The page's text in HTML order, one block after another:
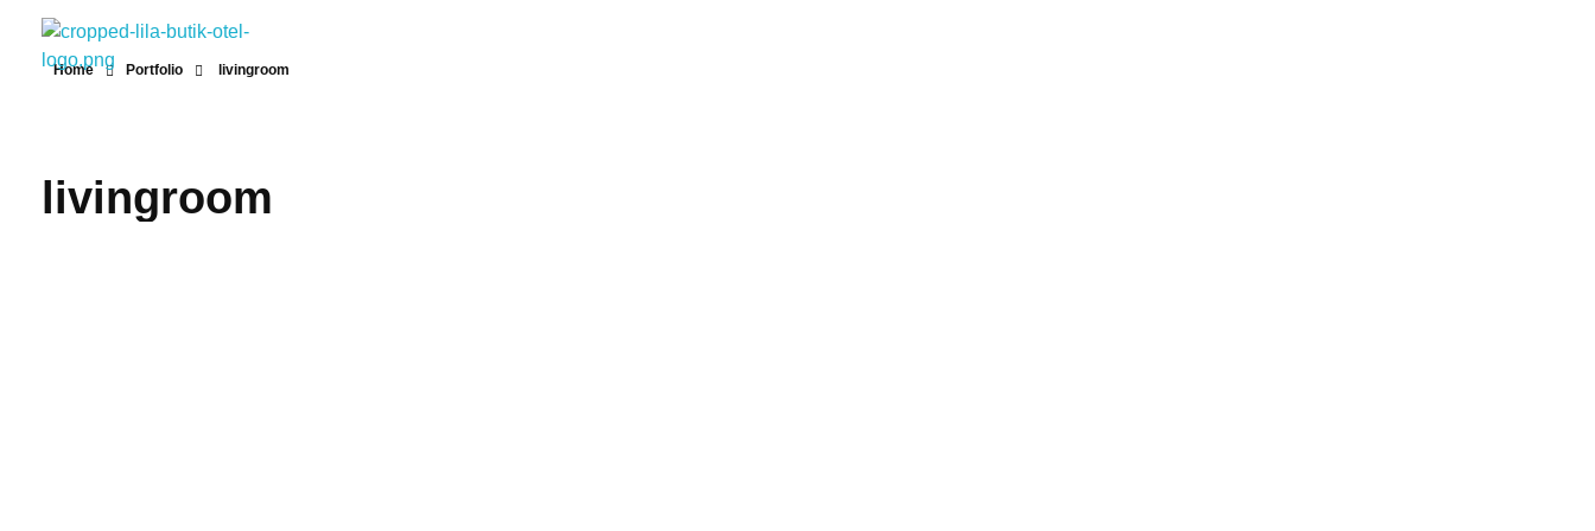
Home Portfolio livingroom
livingroom